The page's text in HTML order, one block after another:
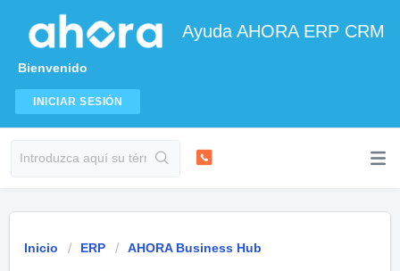
Ayuda AHORA ERP CRM
Bienvenido
INICIAR SESIÓN
Inicio ERP AHORA Business Hub